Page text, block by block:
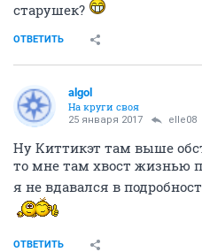
старушек?
ОТВЕТИТЬ
аlgоl
На круги своя
25 января 2017 elle08
Ну Киттикэт там выше
то мне там хвост жизнью
я не вдавался в
ОТВЕТИТЬ